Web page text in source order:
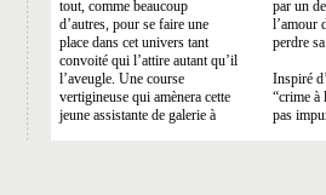
tout, comme beaucoup
d’autres, pour se faire une
place dans cet univers tant
convoité qui l’attire autant qu’il
l’aveugle. Une course
vertigineuse qui amènera cette
jeune assistante de galerie à
par un
l’amour
perdre
Inspiré
“crime à
pas